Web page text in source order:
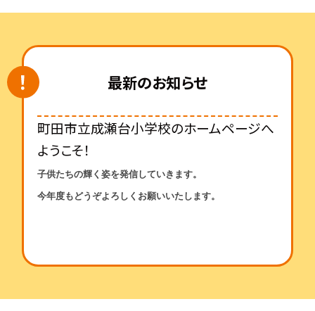
最新のお知らせ
町田市立成瀬台小学校のホームページへ
ようこそ！
子供たちの輝く姿を発信していきます。
今年度も どうぞよろしくお願いいたします。